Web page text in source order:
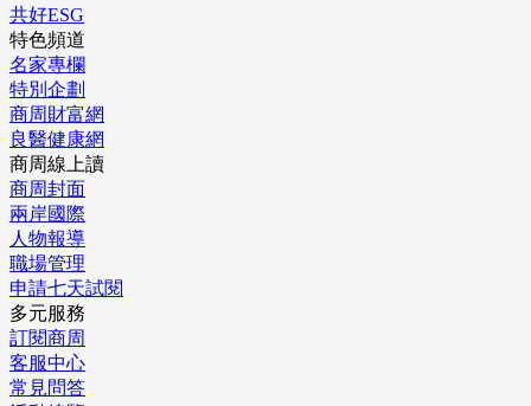
共好ESG
特色頻道
名家專欄
特別企劃
商周財富網
良醫健康網
商周線上讀
商周封面
兩岸國際
人物報導
職場管理
申請七天試閱
多元服務
訂閱商周
客服中心
常見問答